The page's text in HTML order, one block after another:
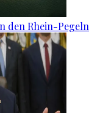
den Rhein-Pegeln